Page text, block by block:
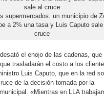
supermercados: un municipio de
a 2% una tasa y Luis Caputo sale
cruce
el enojo de las cadenas, que
trasladarán el costo a los
Luis Caputo, que en la red
de la decisión tomada por la
«Mientras en LLA